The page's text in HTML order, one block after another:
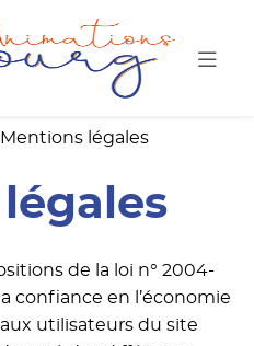
Mentions légales
de la loi n° 2004-
confiance en l’économie
utilisateurs du site